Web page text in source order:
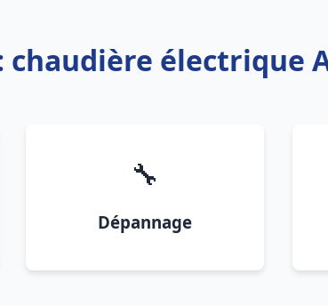
chaudière électrique
🔧
Dépannage